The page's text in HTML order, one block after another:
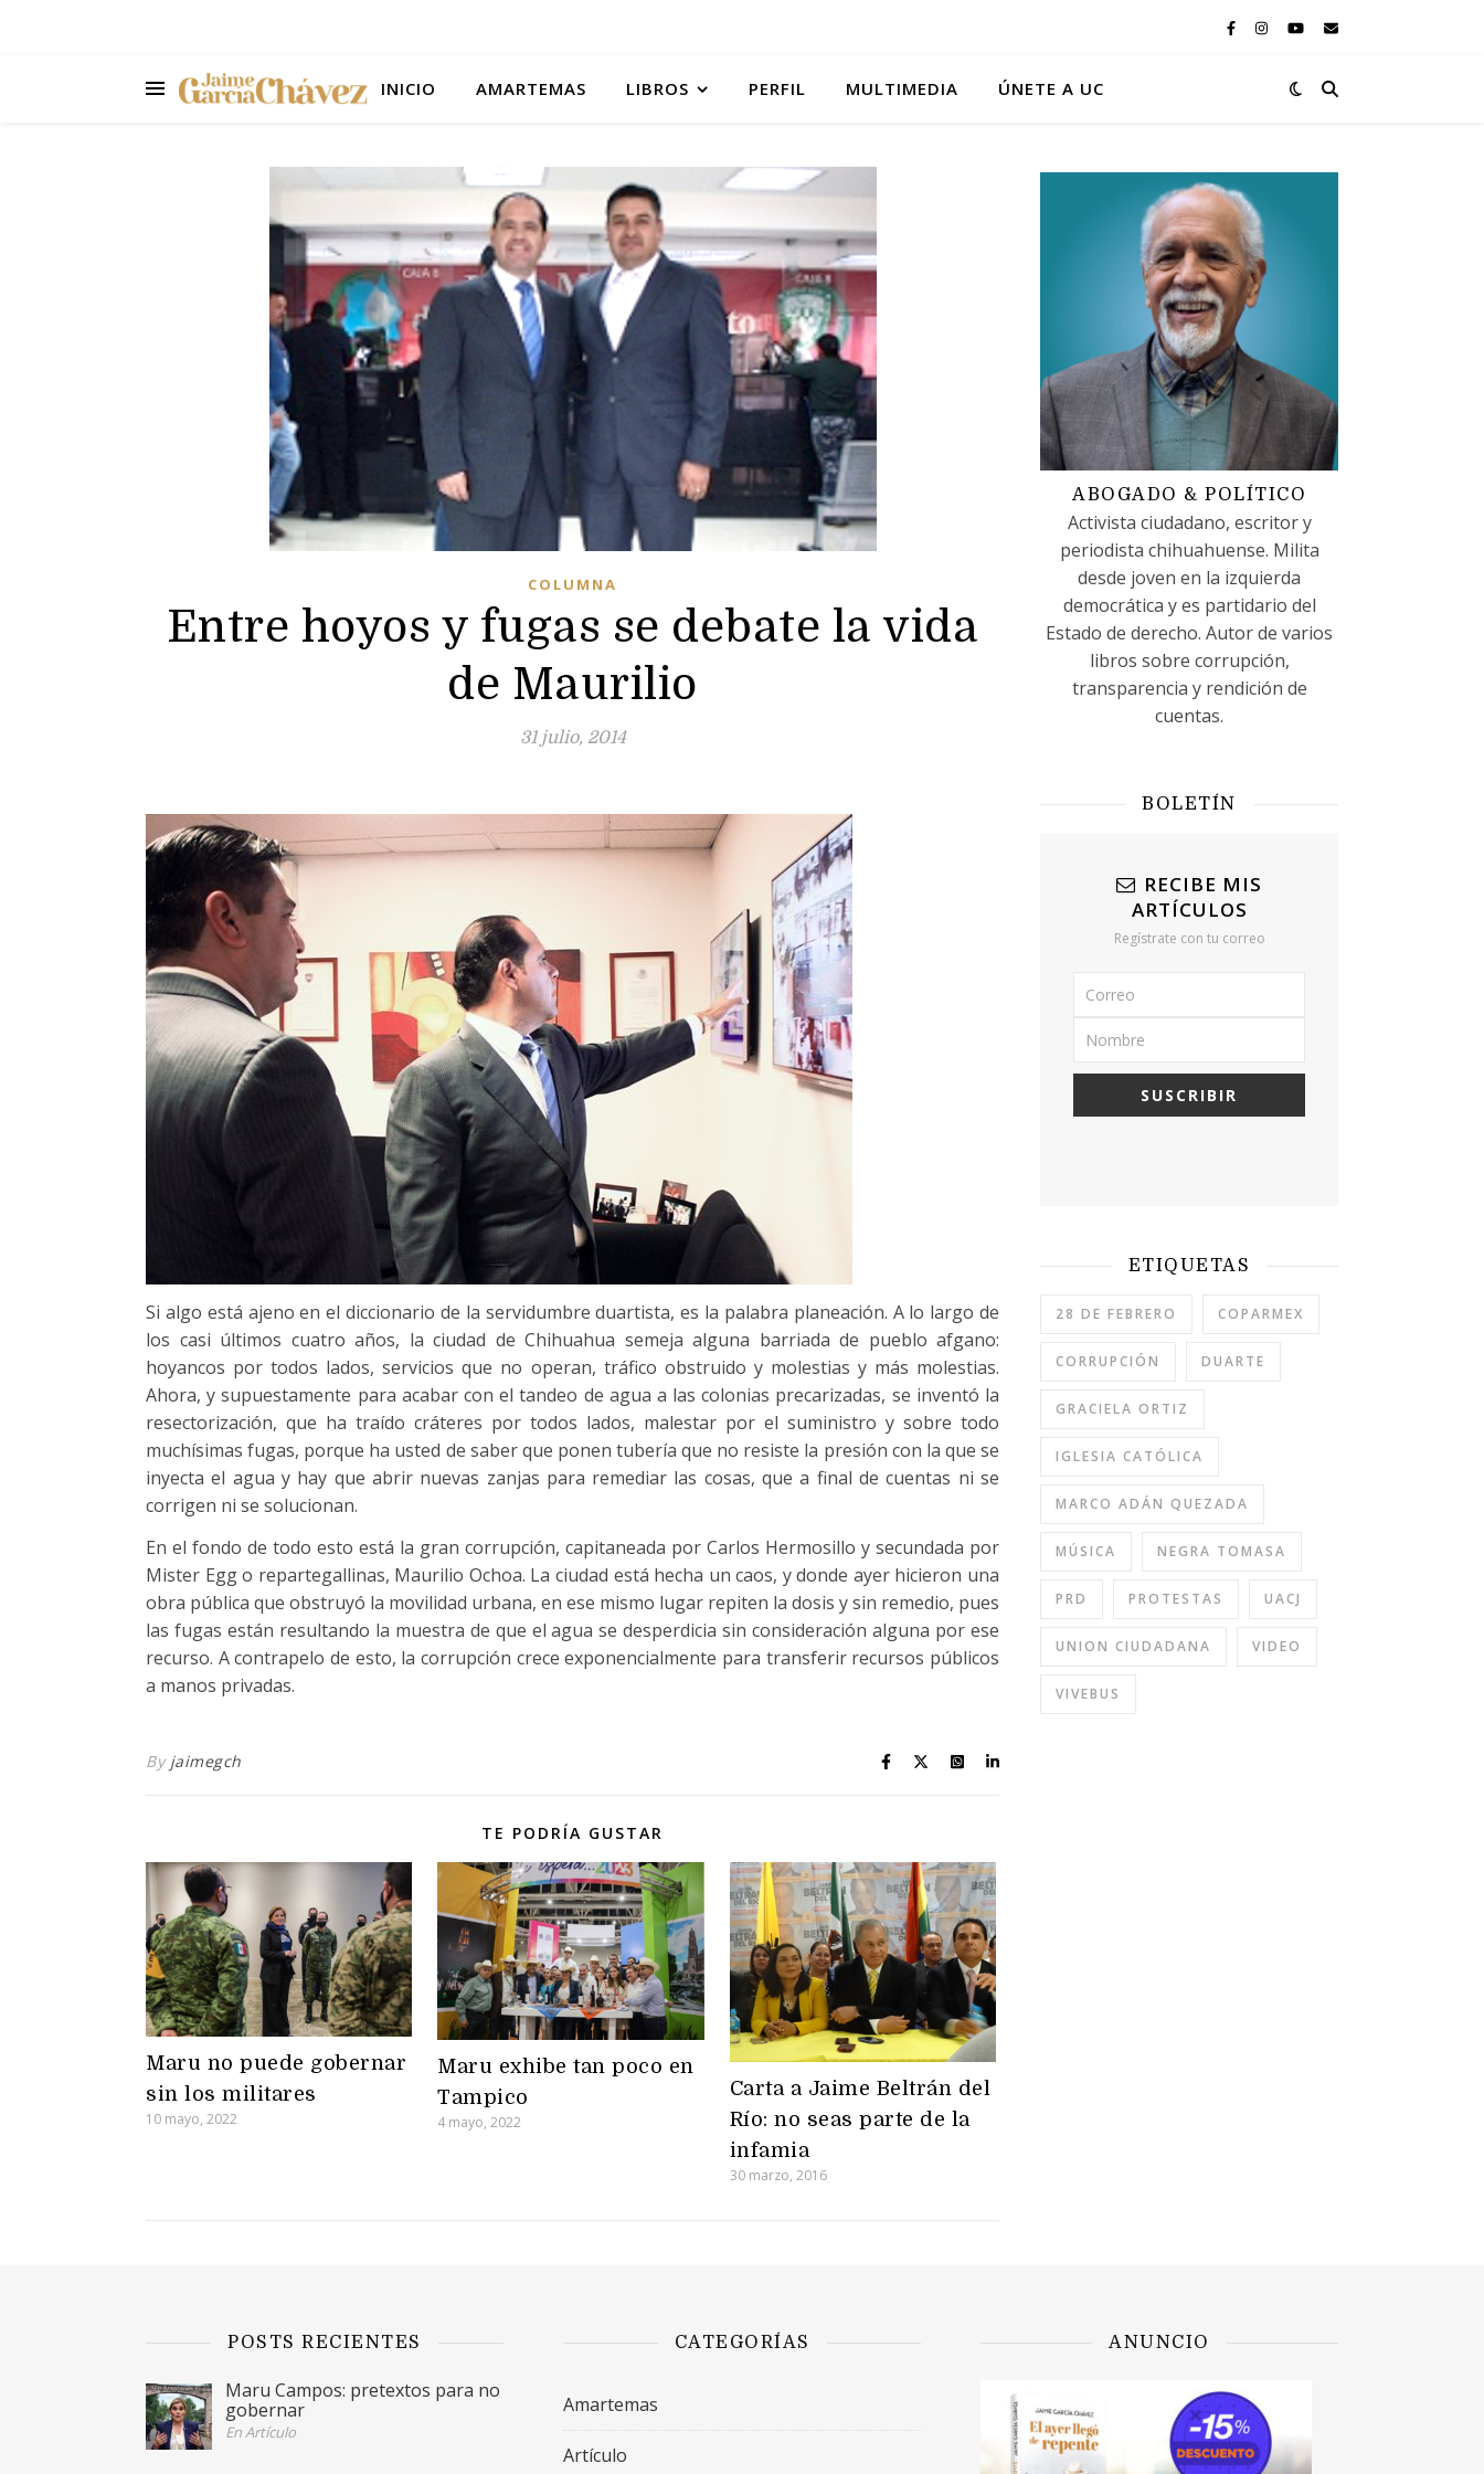
INICIO AMARTEMAS LIBROS PERFIL MULTIMEDIA ÚNETE A UC
COLUMNA
Entre hoyos y fugas se debate la vida
de Maurilio
31 julio, 2014
Si algo está ajeno en el diccionario de la servidumbre duartista, es la palabra planeación. A lo largo de
los casi últimos cuatro años, la ciudad de Chihuahua semeja alguna barriada de pueblo afgano:
hoyancos por todos lados, servicios que no operan, tráfico obstruido y molestias y más molestias.
Ahora, y supuestamente para acabar con el tandeo de agua a las colonias precarizadas, se inventó la
resectorización, que ha traído cráteres por todos lados, malestar por el suministro y sobre todo
muchísimas fugas, porque ha usted de saber que ponen tubería que no resiste la presión con la que se
inyecta el agua y hay que abrir nuevas zanjas para remediar las cosas, que a final de cuentas ni se
corrigen ni se solucionan.
En el fondo de todo esto está la gran corrupción, capitaneada por Carlos Hermosillo y secundada por
Mister Egg o repartegallinas, Maurilio Ochoa. La ciudad está hecha un caos, y donde ayer hicieron una
obra pública que obstruyó la movilidad urbana, en ese mismo lugar repiten la dosis y sin remedio, pues
las fugas están resultando la muestra de que el agua se desperdicia sin consideración alguna por ese
recurso. A contrapelo de esto, la corrupción crece exponencialmente para transferir recursos públicos
a manos privadas.
By jaimegch
TE PODRÍA GUSTAR
Maru no puede gobernar
sin los militares
10 mayo, 2022
Maru exhibe tan poco en
Tampico
4 mayo, 2022
Carta a Jaime Beltrán del
Río: no seas parte de la
infamia
30 marzo, 2016
ABOGADO & POLÍTICO
Activista ciudadano, escritor y
periodista chihuahuense. Milita
desde joven en la izquierda
democrática y es partidario del
Estado de derecho. Autor de varios
libros sobre corrupción,
transparencia y rendición de
cuentas.
BOLETÍN
RECIBE MIS
ARTÍCULOS
Regístrate con tu correo
ETIQUETAS
28 DE FEBRERO COPARMEX
CORRUPCIÓN DUARTE
GRACIELA ORTIZ
IGLESIA CATÓLICA
MARCO ADÁN QUEZADA
MÚSICA NEGRA TOMASA
PRD PROTESTAS UACJ
UNION CIUDADANA VIDEO
VIVEBUS
POSTS RECIENTES
Maru Campos: pretextos para no
gobernar
En Artículo
CATEGORÍAS
Amartemas
Artículo
ANUNCIO